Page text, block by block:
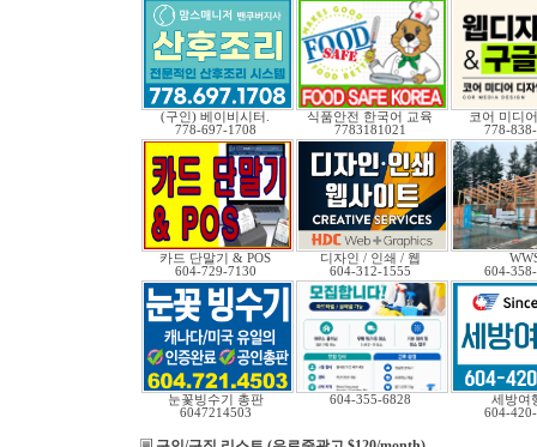
(구인) 베이비시터.
778-697-1708
식품안전 한국어 교육
7783181021
코어 미디
778-
카드 단말기 & POS
604-729-7130
디자인 / 인쇄 / 웹
604-312-1555
604-
눈꽃빙수기 총판
6047214503
604-355-6828
세방여
604-